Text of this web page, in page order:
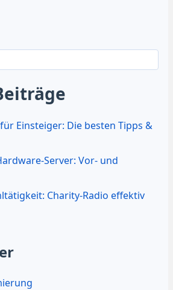
Einsteiger: Die besten Tipps &
Server: Vor- und
Charity-Radio effektiv